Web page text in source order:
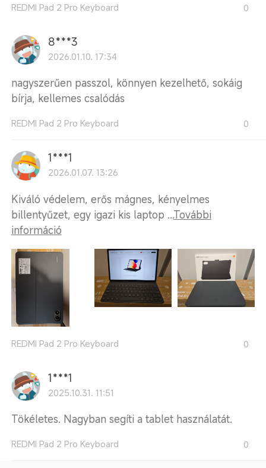
REDMI Pad 2 Pro Keyboard 0
8***3
2026.01.10. 17:34
nagyszerűen passzol, könnyen kezelhető, sokáig
bírja, kellemes csalódás
REDMI Pad 2 Pro Keyboard 0
1***1
2026.01.07. 13:26
Kiváló védelem, erős mágnes, kényelmes
billentyűzet, egy igazi kis laptop ...További
információ
REDMI Pad 2 Pro Keyboard 0
1***1
2025.10.31. 11:51
Tökéletes. Nagyban segíti a tablet használatát.
REDMI Pad 2 Pro Keyboard 0